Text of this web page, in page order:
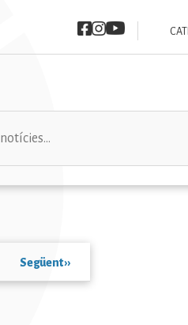
Imatge
Imatge
Imatge CAT
Següent››